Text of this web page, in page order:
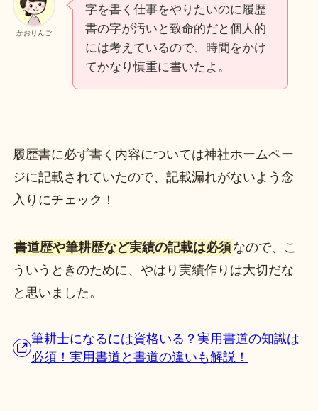
かおりんご
字を書く仕事をやりたいのに履歴
書の字が汚いと致命的だと個人的
には考えているので、時間をかけ
てかなり慎重に書いたよ。
履歴書に必ず書く内容については神社ホームペー
ジに記載されていたので、記載漏れがないよう念
入りにチェック！
書道歴や筆耕歴など実績の記載は必須なので、こ
ういうときのために、やはり実績作りは大切だな
と思いました。
筆耕士になるには資格いる？実用書道の知識は
必須！実用書道と書道の違いも解説！